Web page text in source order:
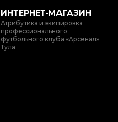
ИНТЕРНЕТ‑МАГАЗИН
Атрибутика и экипировка
профессионального
футбольного клуба «Арсенал»
Тула